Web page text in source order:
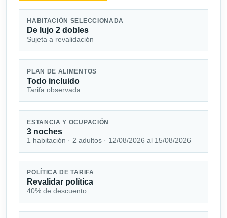
HABITACIÓN SELECCIONADA
De lujo 2 dobles
Sujeta a revalidación
PLAN DE ALIMENTOS
Todo incluido
Tarifa observada
ESTANCIA Y OCUPACIÓN
3 noches
1 habitación · 2 adultos · 12/08/2026 al 15/08/2026
POLÍTICA DE TARIFA
Revalidar política
40% de descuento